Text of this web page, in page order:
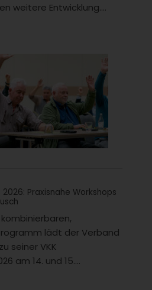
weitere Entwicklung....
Praxisnahe Workshops
lädt der Verband
seiner VKK
am 14. und 15....